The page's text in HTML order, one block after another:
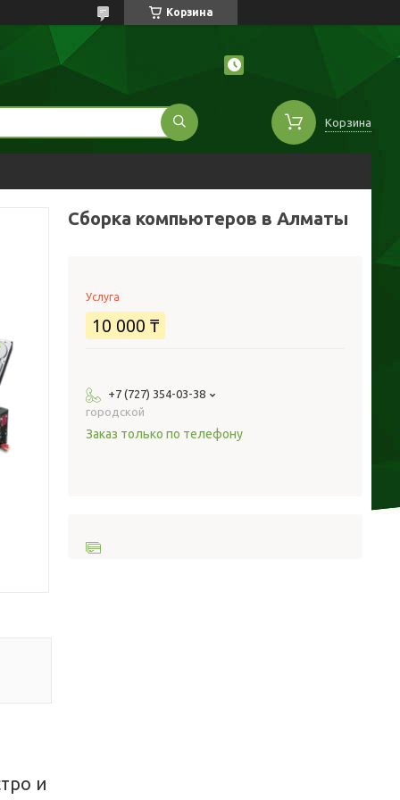
Корзина
Корзина
и
Сборка компьютеров в Алматы
Услуга
10 000 ₸
+7 (727) 354-03-38
городской
Заказ только по телефону